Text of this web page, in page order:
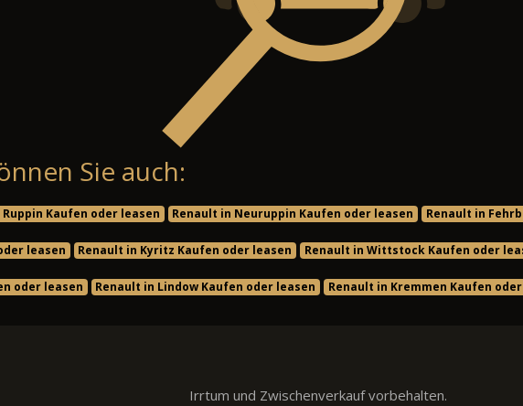
Sie auch:
Kaufen oder leasen Renault in Neuruppin Kaufen oder leasen Renault in
leasen Renault in Kyritz Kaufen oder leasen Renault in Wittstock Kaufen oder
oder leasen Renault in Lindow Kaufen oder leasen Renault in Kremmen Kaufen
Irrtum und Zwischenverkauf vorbehalten.